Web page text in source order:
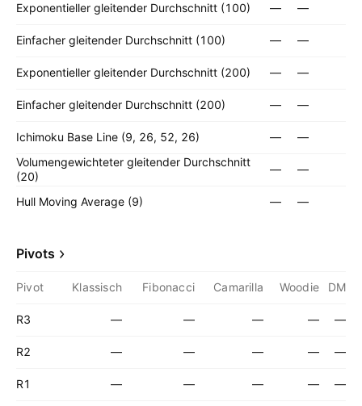
Exponentieller gleitender Durchschnitt (100) — —
Einfacher gleitender Durchschnitt (100) — —
Exponentieller gleitender Durchschnitt (200) — —
Einfacher gleitender Durchschnitt (200) — —
Ichimoku Base Line (9, 26, 52, 26) —
—
Volumengewichteter gleitender Durchschnitt
(20)
— —
Hull Moving Average (9) — —
Pivots
Pivot Klassisch Fibonacci Camarilla Woodie DM
R3 — — — — —
R2 — — — — —
R1 — — — — —